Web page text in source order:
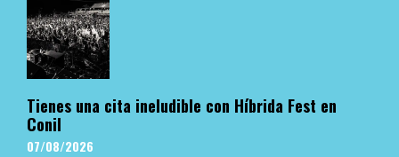
Tienes una cita ineludible con Híbrida Fest en
Conil
07/08/2026